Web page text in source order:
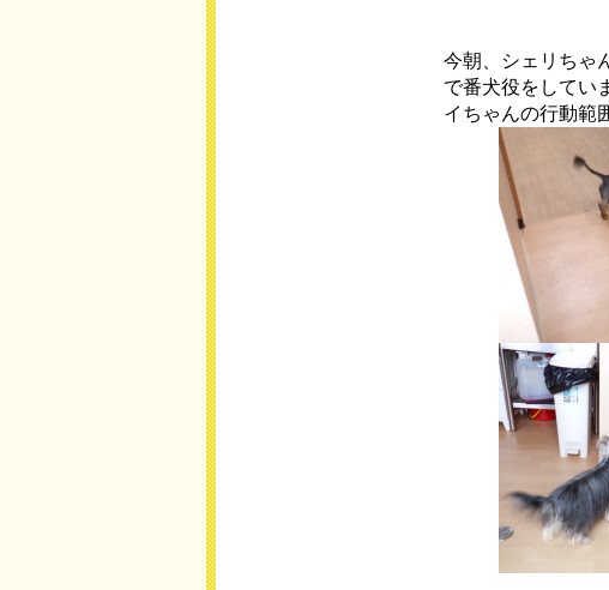
今朝、シェリちゃ
で番犬役をしてい
イちゃんの行動範